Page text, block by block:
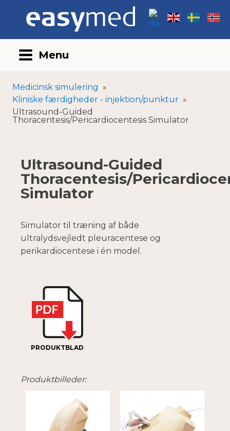
Menu
Medicinsk simulering »
Kliniske færdigheder - injektion/punktur »
Ultrasound-Guided
Thoracentesis/Pericardiocentesis Simulator
Ultrasound-Guided
Thoracentesis/
Simulator
Simulator til træning af både
ultralydsvejledt pleuracentese og
perikardiocentese i én model.
PRODUKTBLAD
Produktbilleder: